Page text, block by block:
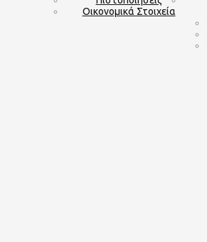
Οικονομικά Στοιχεία